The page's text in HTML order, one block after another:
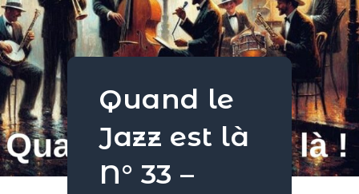
Quand le
Jazz est là
N° 33 –